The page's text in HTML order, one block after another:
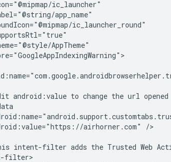
android:value to change the url opened
airhorner.com"
/>
intent-filter adds the Trusted Web